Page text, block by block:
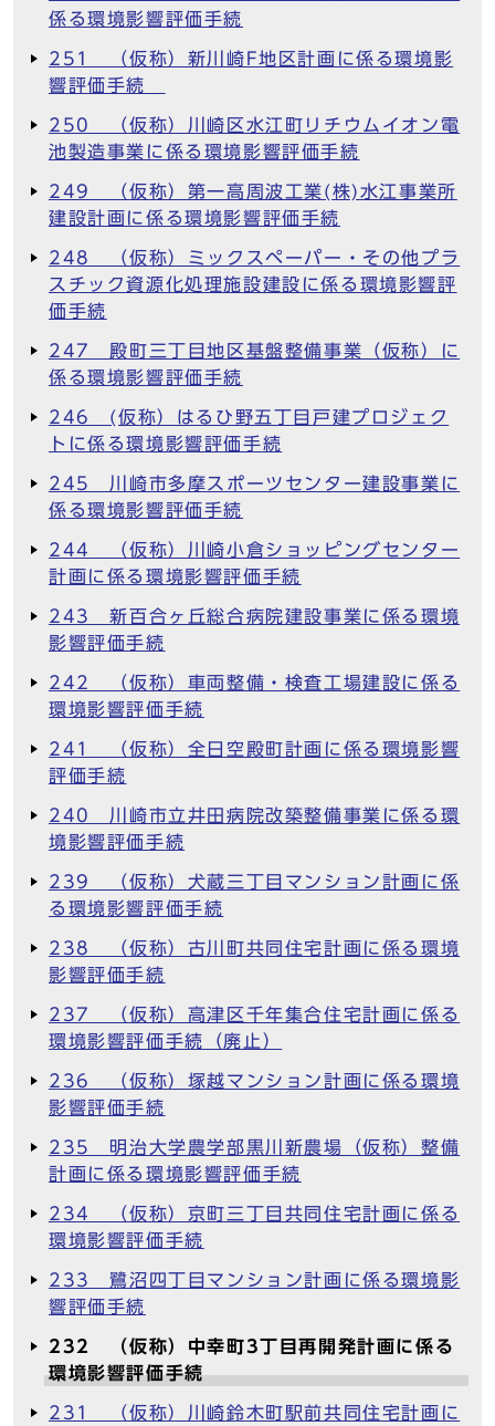
係る環境影響評価手続
251 （仮称）新川崎F地区計画に係る環境影
響評価手続
250 （仮称）川崎区水江町リチウムイオン電
池製造事業に係る環境影響評価手続
249 （仮称）第一高周波工業(株)水江事業所
建設計画に係る環境影響評価手続
248 （仮称）ミックスペーパー・その他プラ
スチック資源化処理施設建設に係る環境影響評
価手続
247 殿町三丁目地区基盤整備事業（仮称）に
係る環境影響評価手続
246 (仮称）はるひ野五丁目戸建プロジェク
トに係る環境影響評価手続
245 川崎市多摩スポーツセンター建設事業に
係る環境影響評価手続
244 （仮称）川崎小倉ショッピングセンター
計画に係る環境影響評価手続
243 新百合ヶ丘総合病院建設事業に係る環境
影響評価手続
242 （仮称）車両整備・検査工場建設に係る
環境影響評価手続
241 （仮称）全日空殿町計画に係る環境影響
評価手続
240 川崎市立井田病院改築整備事業に係る環
境影響評価手続
239 （仮称）犬蔵三丁目マンション計画に係
る環境影響評価手続
238 （仮称）古川町共同住宅計画に係る環境
影響評価手続
237 （仮称）高津区千年集合住宅計画に係る
環境影響評価手続（廃止）
236 （仮称）塚越マンション計画に係る環境
影響評価手続
235 明治大学農学部黒川新農場（仮称）整備
計画に係る環境影響評価手続
234 （仮称）京町三丁目共同住宅計画に係る
環境影響評価手続
233 鷺沼四丁目マンション計画に係る環境影
響評価手続
232 （仮称）中幸町3丁目再開発計画に係る
環境影響評価手続
231 （仮称）川崎鈴木町駅前共同住宅計画に